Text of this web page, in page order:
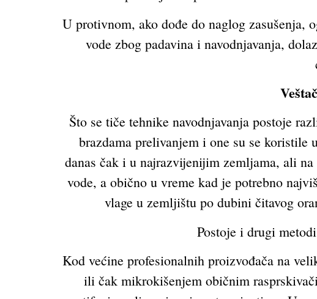
U protivnom, ako dođe do naglog zasušenja,
vode zbog padavina i navodnjavanja,
Što se tiče tehnike navodnjavanja postoje
brazdama prelivanjem i one su se koristile
danas čak i u najrazvijenijim zemljama, ali
vode, a obično u vreme kad je potrebno
vlage u zemljištu po dubini čitavog
Postoje i drugi
Kod većine profesionalnih proizvođača na
ili čak mikrokišenjem običnim